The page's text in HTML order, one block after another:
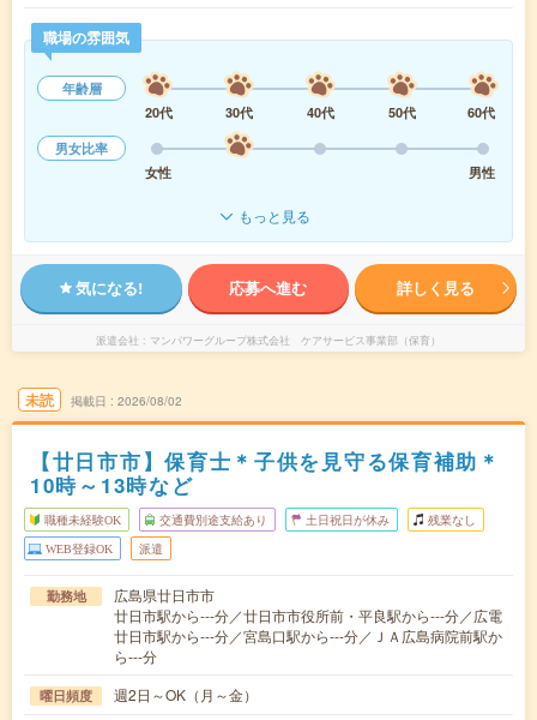
職場の雰囲気
年齢層
20代
30代 40代 50代
60代
男女比率
女性
男性
もっと見る
気になる! 応募へ進む 詳しく見る
派遣会社 マンパワーグループ株式会社 ケアサービス事業部（保育）
未読 掲載日 2026/08/02
【廿日市市】保育士＊子供を見守る保育補助＊
10時～13時など
職種未経験OK 交通費別途支給あり 土日祝日が休み 残業なし
WEB登録OK 派遣
勤務地
広島県廿日市市
廿日市駅から---分／廿日市市役所前・平良駅から---分／広電
廿日市駅から---分／宮島口駅から---分／ＪＡ広島病院前駅か
ら---分
曜日頻度 週2日～OK（月～金）